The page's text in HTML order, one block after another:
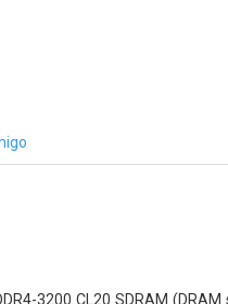
3200 CL20 SDRAM